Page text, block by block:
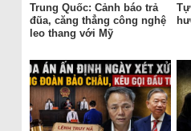
Trung Quốc: Cảnh báo trả
đũa, căng thẳng công nghệ
leo thang với Mỹ